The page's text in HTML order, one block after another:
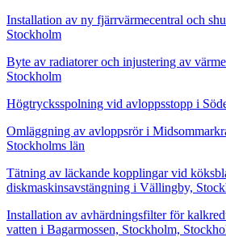
Installation av ny fjärrvärmecentral och
Stockholm
Byte av radiatorer och injustering av
Stockholm
Högtrycksspolning vid avloppsstopp i
Omläggning av avloppsrör i
Stockholms län
Tätning av läckande kopplingar vid
diskmaskinsavstängning i Vällingby,
Installation av avhärdningsfilter för
vatten i Bagarmossen, Stockholm,